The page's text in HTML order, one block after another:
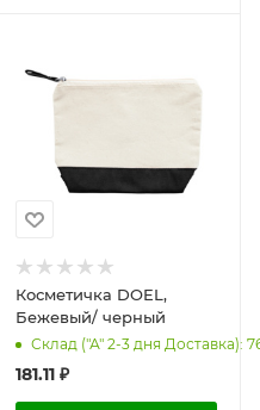
Косметичка DOEL,
Бежевый/ черный
Склад ("А" 2-3 дня Доставка):
181.11₽